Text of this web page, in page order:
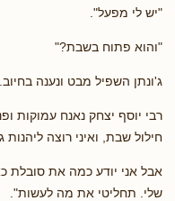
"יש לי מפעל".
"והוא פתוח בשבת?"
ג'ונתן השפיל מבט ונענה בחיוב.
רבי יוסף יצחק נאנח עמוקות
חילול שבת, ואיני רוצה
אבל אני יודע כמה את סובלת
שלי. תחליטי את מה לעשות".